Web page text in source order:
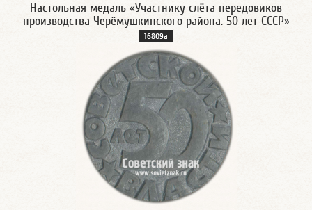
Настольная медаль «Участнику слёта передовиков
производства Черёмушкинского района. 50 лет СССР»
16809а